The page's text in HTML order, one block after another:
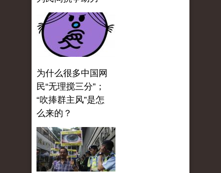
为什么很多中国网
民“无理搅三分”；
“吹捧群主风”是怎
么来的？